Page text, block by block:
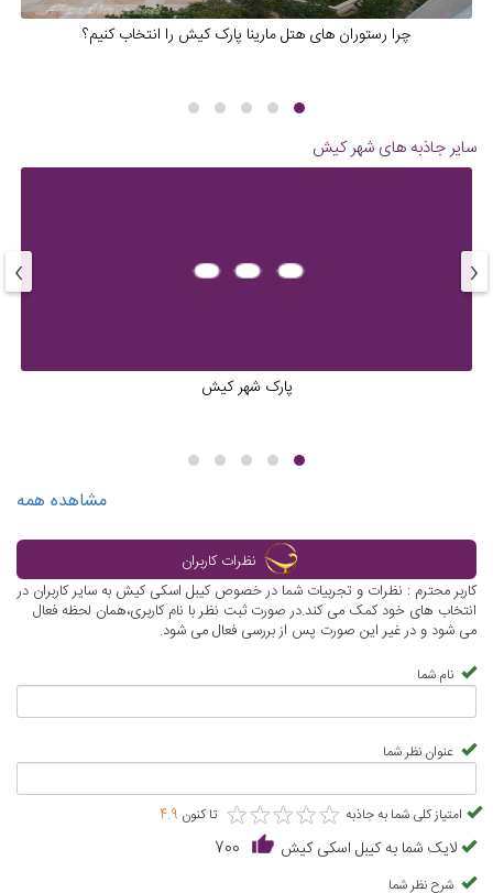
چرا رستوران های هتل مارینا پارک کیش را انتخاب کنیم؟
سایر جاذبه های شهرکیش
پارک شهر کیش
‹
›
مشاهده همه
نظرات کاربران
کاربر محترم : نظرات و تجربیات شما در خصوص کیبل اسکی کیش به سایر کاربران در
انتخاب های خود کمک می کند.در صورت ثبت نظر با نام کاربری،همان لحظه فعال
می شود و در غیر این صورت پس از بررسی فعال می شود.
نام شما
عنوان نظر شما
امتیاز کلی شما به جاذبه ★★★★★
★★★★★ تا کنون 4.9
لایک شما به کیبل اسکی کیش 700
شرح نظر شما